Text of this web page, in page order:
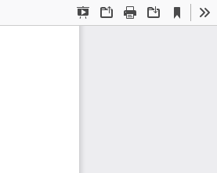
Presentation
OpenPrint Download
Current
View